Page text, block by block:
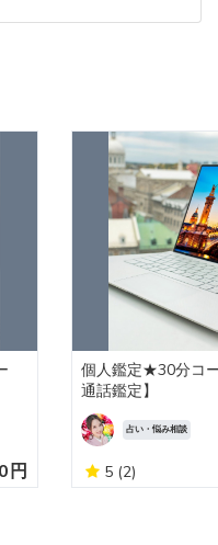
円
個人鑑定★30分コ
通話鑑定】
占い・悩み相談
5 (2)